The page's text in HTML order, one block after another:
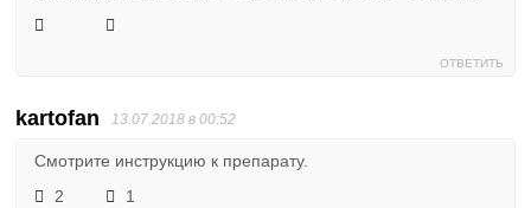
ОТВЕТИТЬ
kartofan 13.07.2018 в 00:52
Смотрите инструкцию к препарату.
2
1